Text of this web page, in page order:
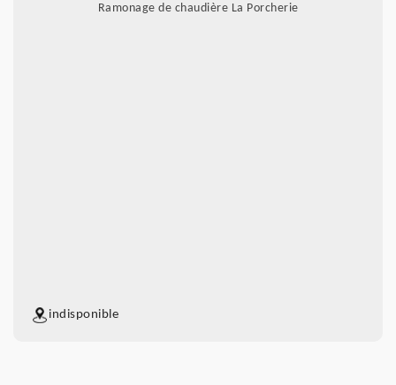
Ramonage de chaudière La Porcherie
indisponible